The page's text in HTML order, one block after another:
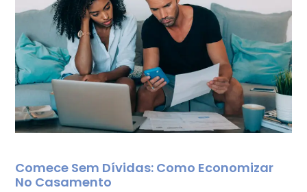
Comece Sem Dívidas: Como Economizar
No Casamento